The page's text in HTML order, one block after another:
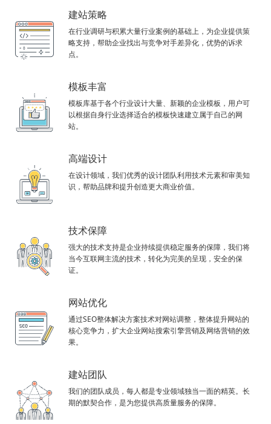
建站策略
在行业调研与积累大量行业案例的基础上，为企业提供策
略支持，帮助企业找出与竞争对手差异化，优势的诉求
点。
模板丰富
模板库基于各个行业设计大量、新颖的企业模板，用户可
以根据自身行业选择适合的模板快速建立属于自己的网
站。
高端设计
在设计领域，我们优秀的设计团队利用技术元素和审美知
识，帮助品牌和提升创造更大商业价值。
技术保障
强大的技术支持是企业持续提供稳定服务的保障，我们将
当今互联网主流的技术，转化为完美的呈现，安全的保
证。
网站优化
通过SEO整体解决方案技术对网站调整，整体提升网站的
核心竞争力，扩大企业网站搜索引擎营销及网络营销的效
果。
建站团队
我们的团队成员，每人都是专业领域独当一面的精英。长
期的默契合作，是为您提供高质量服务的保障。